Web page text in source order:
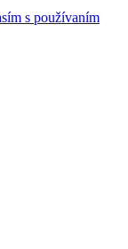
s používaním